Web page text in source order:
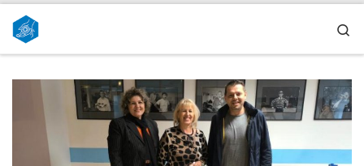
Skip to content